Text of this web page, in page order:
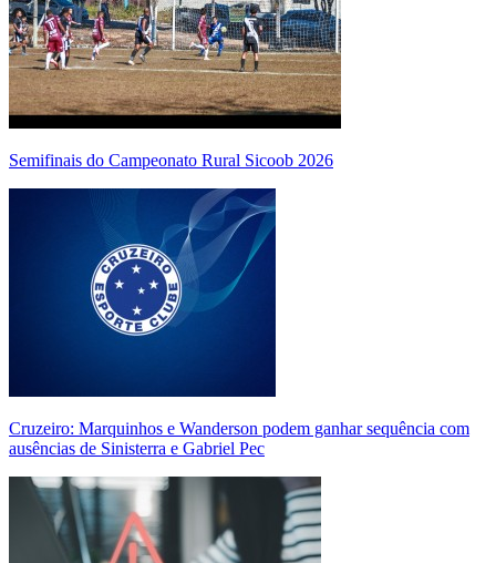
Semifinais do Campeonato Rural Sicoob 2026
Cruzeiro: Marquinhos e Wanderson podem ganhar sequência com
ausências de Sinisterra e Gabriel Pec